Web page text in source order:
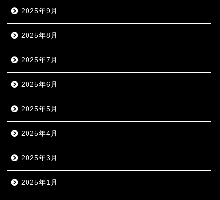
2025年9月
2025年8月
2025年7月
2025年6月
2025年5月
2025年4月
2025年3月
2025年1月